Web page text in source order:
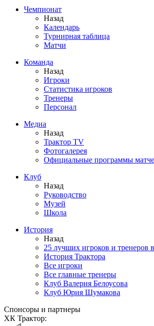
Чемпионат
Назад
Календарь
Турнирная таблица
Матчи
Команда
Назад
Игроки
Статистика игроков
Тренеры
Персонал
Медиа
Назад
Трактор TV
Фотогалерея
Официальные программы
Клуб
Назад
Руководство
Музей
Школа
История
Назад
25 лучших игроков и тренеров
История Трактора
Все игроки
Все главные тренеры
Клуб Валерия Белоусова
Клуб Юрия Шумакова
Спонсоры и партнеры
ХК Трактор: